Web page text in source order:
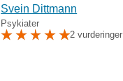
Svein Dittmann
Psykiater
2 vurderinger